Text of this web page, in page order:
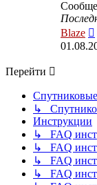
Blaze
Перейти
↳
Инструкции
↳ FAQ
↳ FAQ
↳ FAQ
↳ FAQ